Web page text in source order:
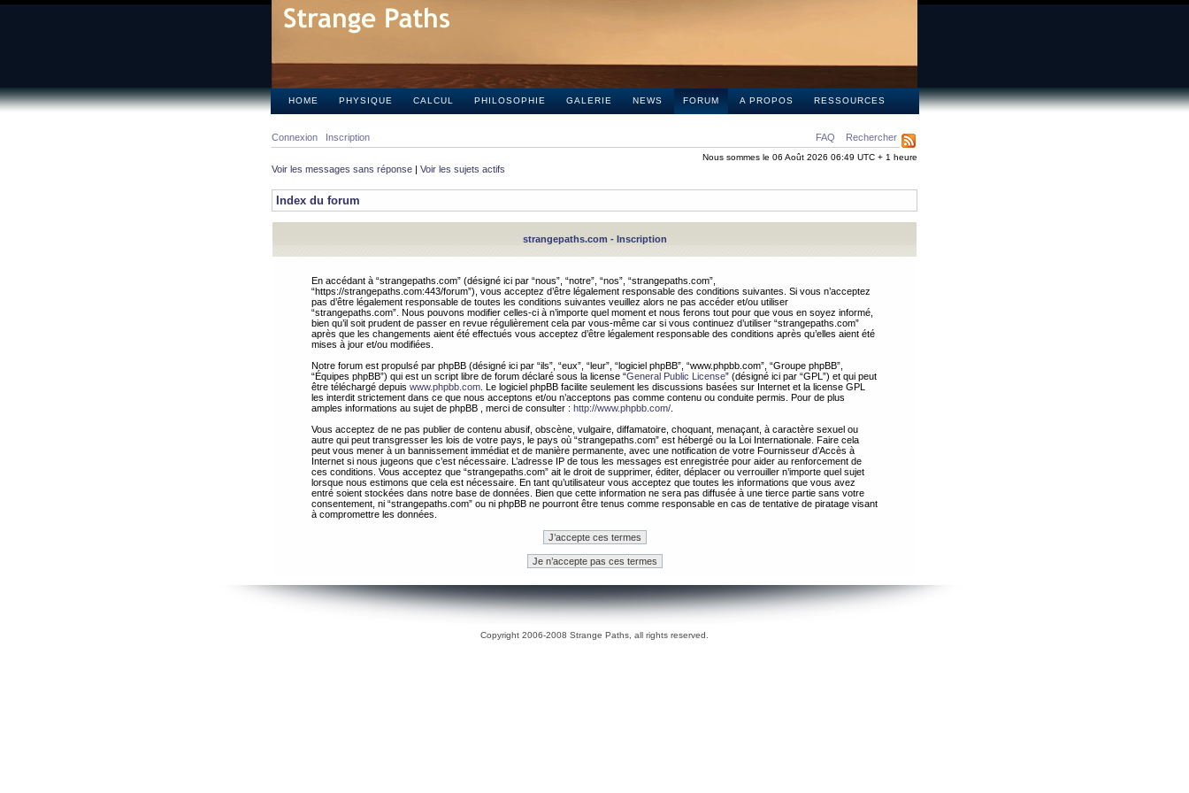
HOME PHYSIQUE CALCUL PHILOSOPHIE GALERIE NEWS FORUM A PROPOS RESSOURCES
FAQ Rechercher
Connexion Inscription
Nous sommes le 06 Août 2026 06:49 UTC + 1 heure
Voir les messages sans réponse | Voir les sujets actifs
Index du forum
strangepaths.com - Inscription
En accédant à “strangepaths.com” (désigné ici par “nous”, “notre”, “nos”, “strangepaths.com”,
“https://strangepaths.com:443/forum”), vous acceptez d’être légalement responsable des conditions suivantes. Si vous n’acceptez
pas d’être légalement responsable de toutes les conditions suivantes veuillez alors ne pas accéder et/ou utiliser
“strangepaths.com”. Nous pouvons modifier celles-ci à n’importe quel moment et nous ferons tout pour que vous en soyez informé,
bien qu’il soit prudent de passer en revue régulièrement cela par vous-même car si vous continuez d’utiliser “strangepaths.com”
après que les changements aient été effectués vous acceptez d’être légalement responsable des conditions après qu’elles aient été
mises à jour et/ou modifiées.
Notre forum est propulsé par phpBB (désigné ici par “ils”, “eux”, “leur”, “logiciel phpBB”, “www.phpbb.com”, “Groupe phpBB”,
“Équipes phpBB”) qui est un script libre de forum déclaré sous la license “General Public License” (désigné ici par “GPL”) et qui peut
être téléchargé depuis www.phpbb.com . Le logiciel phpBB facilite seulement les discussions basées sur Internet et la license GPL
les interdit strictement dans ce que nous acceptons et/ou n’acceptons pas comme contenu ou conduite permis. Pour de plus
amples informations au sujet de phpBB , merci de consulter : http://www.phpbb.com/
Vous acceptez de ne pas publier de contenu abusif, obscène, vulgaire, diffamatoire, choquant, menaçant, à caractère sexuel ou
autre qui peut transgresser les lois de votre pays, le pays où “strangepaths.com” est hébergé ou la Loi Internationale. Faire cela
peut vous mener à un bannissement immédiat et de manière permanente, avec une notification de votre Fournisseur d’Accès à
Internet si nous jugeons que c’est nécessaire. L’adresse IP de tous les messages est enregistrée pour aider au renforcement de
ces conditions. Vous acceptez que “strangepaths.com” ait le droit de supprimer, éditer, déplacer ou verrouiller n’importe quel sujet
lorsque nous estimons que cela est nécessaire. En tant qu’utilisateur vous acceptez que toutes les informations que vous avez
entré soient stockées dans notre base de données. Bien que cette information ne sera pas diffusée à une tierce partie sans votre
consentement, ni “strangepaths.com” ou ni phpBB ne pourront être tenus comme responsable en cas de tentative de piratage visant
à compromettre les données.
Copyright 2006-2008 Strange Paths, all rights reserved.